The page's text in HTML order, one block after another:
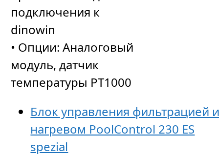
подключения к
dinowin
• Опции: Аналоговый
модуль, датчик
температуры PT1000
Блок управления фильтрацией
нагревом PoolСontrol 230 ES
spezial